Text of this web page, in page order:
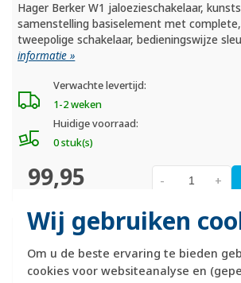
Wij gebruiken
Om u de beste ervaring te bieden
cookies voor websiteanalyse en
Hager Berker W1 jaloezieschakelaar,
samenstelling basiselement met
tweepolige schakelaar, bedieningswijze
informatie »
Verwachte levertijd:
1-2 weken
Huidige voorraad:
0 stuk(s)
99,95 +
-
Hager Berker W1 combinatie
wisselschakelaar en
kindveilig compleet grijs